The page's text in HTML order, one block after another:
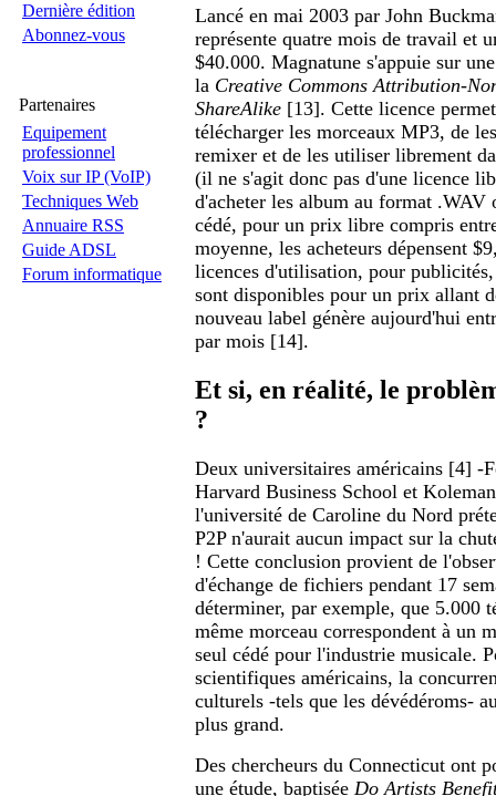
Dernière édition
Abonnez-vous
Partenaires
Equipement
professionnel
Voix sur IP (VoIP)
Techniques Web
Annuaire RSS
Guide ADSL
Forum informatique
Lancé en mai 2003 par John
représente quatre mois de travail et
$40.000. Magnatune s'appuie sur
la Creative Commons Attribution-
ShareAlike [13]. Cette licence
télécharger les morceaux MP3, de
remixer et de les utiliser librement
(il ne s'agit donc pas d'une licence
d'acheter les album au format .WAV
cédé, pour un prix libre compris
moyenne, les acheteurs dépensent
licences d'utilisation, pour
sont disponibles pour un prix allant
nouveau label génère aujourd'hui
par mois [14].
Et si, en réalité, le
?
Deux universitaires américains [4] -
Harvard Business School et
l'université de Caroline du Nord
P2P n'aurait aucun impact sur la
! Cette conclusion provient de
d'échange de fichiers pendant 17
déterminer, par exemple, que 5.000
même morceau correspondent à un
seul cédé pour l'industrie musicale.
scientifiques américains, la
culturels -tels que les dévédéroms-
plus grand.
Des chercheurs du Connecticut ont
une étude, baptisée Do Artists